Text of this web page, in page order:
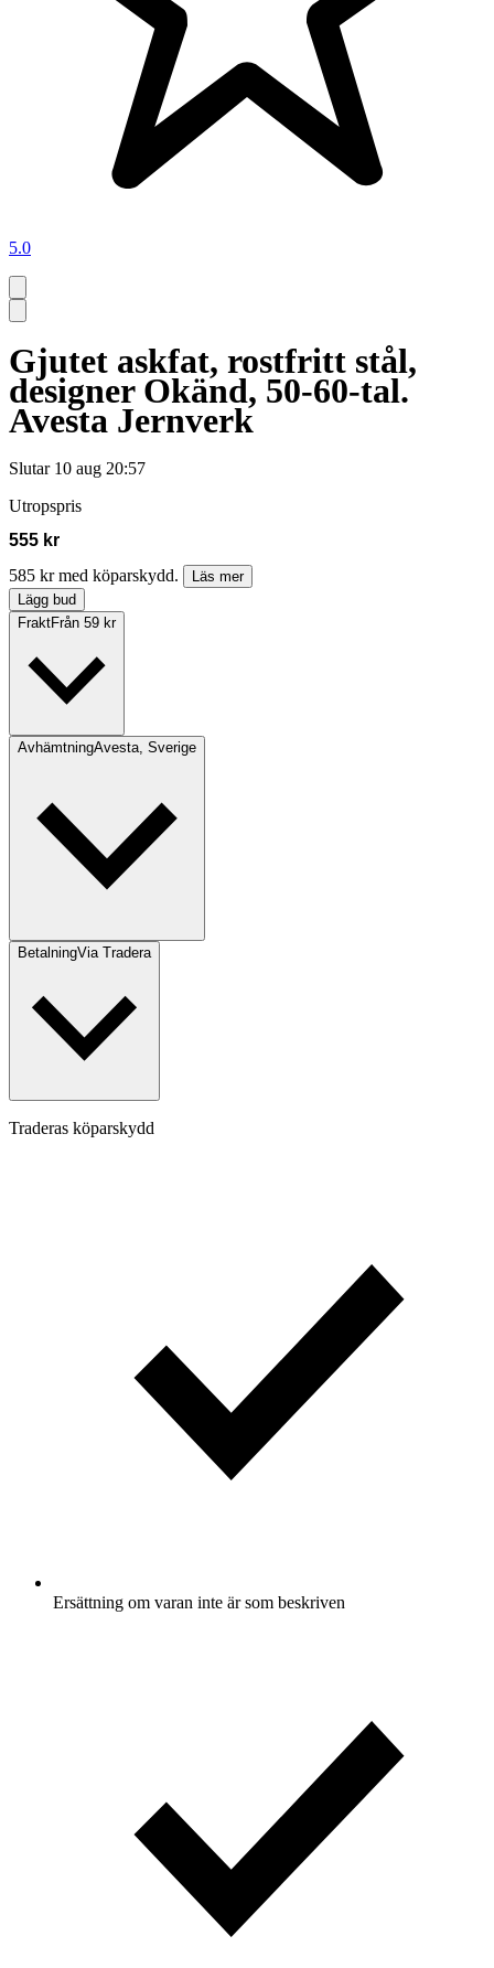
5.0
Gjutet askfat, rostfritt stål,
designer Okänd, 50-60-tal.
Avesta Jernverk
Slutar 10 aug 20:57
Utropspris
555 kr
585 kr med köparskydd.
Läs mer
Lägg bud
FraktFrån 59 kr
AvhämtningAvesta, Sverige
BetalningVia Tradera
Traderas köparskydd
Ersättning om varan inte är som beskriven